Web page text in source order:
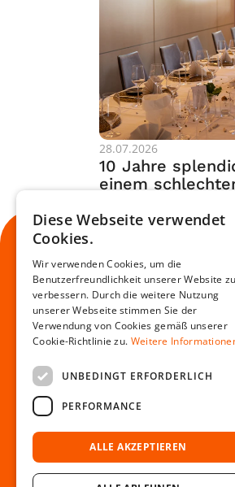
28.07.2026
10 Jahre
einem
Unternehmen
Digitale
Unsere
© 2026 splendid
reserved.
Diese Webseite verwendet
Cookies.
Wir verwenden Cookies, um die
Benutzerfreundlichkeit unserer Website zu
verbessern. Durch die weitere Nutzung
unserer Webseite stimmen Sie der
Verwendung von Cookies gemäß unserer
Cookie-Richtlinie zu. Weitere
UNBEDINGT ERFORDERLICH
PERFORMANCE
ALLE AKZEPTIEREN